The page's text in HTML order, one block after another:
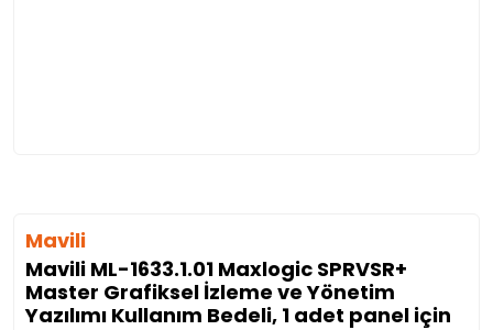
Mavili
Mavili ML-1633.1.01 Maxlogic SPRVSR+
Master Grafiksel İzleme ve Yönetim
Yazılımı Kullanım Bedeli, 1 adet panel için